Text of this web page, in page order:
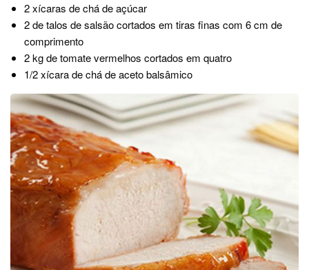
2 xícaras de chá de açúcar
2 de talos de salsão cortados em tiras finas com 6 cm de
comprimento
2 kg de tomate vermelhos cortados em quatro
1/2 xícara de chá de aceto balsâmico